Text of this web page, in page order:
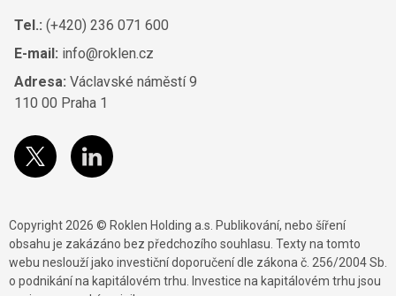
Tel.: (+420) 236 071 600
E-mail: info@roklen.cz
Adresa: Václavské náměstí 9
110 00 Praha 1
Copyright 2026 © Roklen Holding a.s. Publikování, nebo šíření
obsahu je zakázáno bez předchozího souhlasu. Texty na tomto
webu neslouží jako investiční doporučení dle zákona č. 256/2004 Sb.
o podnikání na kapitálovém trhu. Investice na kapitálovém trhu jsou